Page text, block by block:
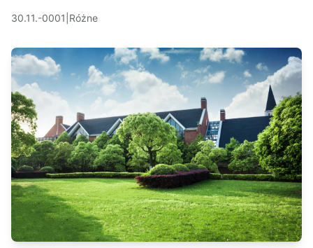
30.11.-0001 Różne